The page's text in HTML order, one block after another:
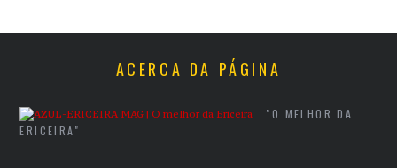
ACERCA DA PÁGINA
"O MELHOR DA
ERICEIRA"